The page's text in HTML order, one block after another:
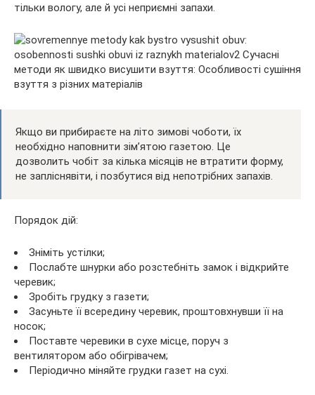
тільки вологу, але й усі неприємні запахи.
Якщо ви прибираєте на літо зимові чоботи, їх
необхідно наповнити зім’ятою газетою. Це
дозволить чобіт за кілька місяців не втратити форму,
не запліснявіти, і позбутися від непотрібних запахів.
Порядок дій:
Зніміть устілки;
Послабте шнурки або розстебніть замок і відкрийте
черевик;
Зробіть грудку з газети;
Засуньте її всередину черевик, проштовхнувши її на
носок;
Поставте черевики в сухе місце, поруч з
вентилятором або обігрівачем;
Періодично міняйте грудки газет на сухі.